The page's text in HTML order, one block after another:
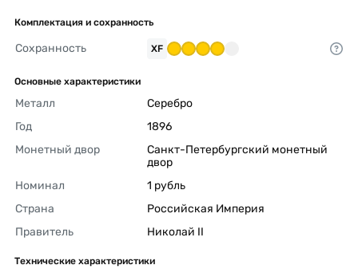
Комплектация и сохранность
Сохранность XF
Основные характеристики
Металл
Серебро
Год
1896
Монетный двор
Санкт-Петербургский монетный
двор
Номинал
1 рубль
Страна
Российская Империя
Правитель
Николай II
Технические характеристики